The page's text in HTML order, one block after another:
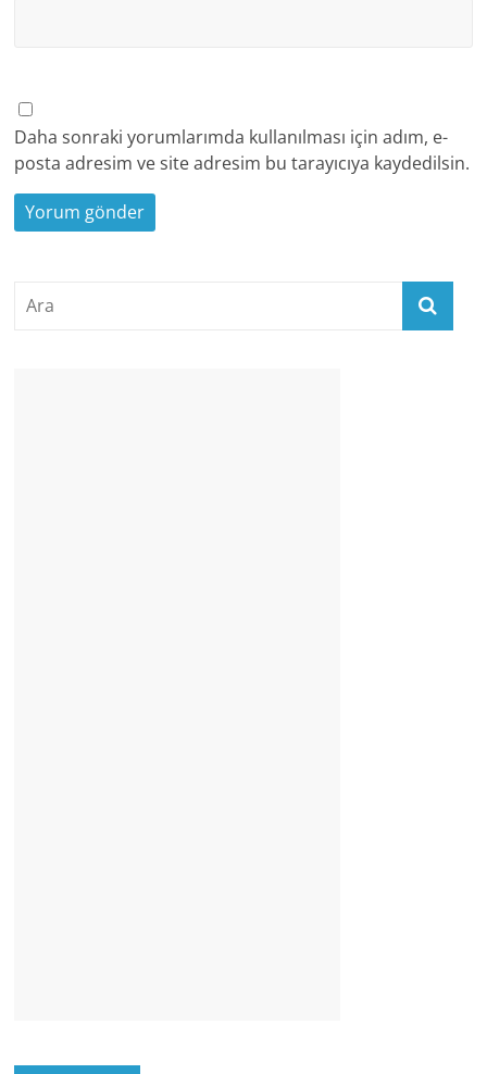
Daha sonraki yorumlarımda kullanılması için adım, e-
posta adresim ve site adresim bu tarayıcıya kaydedilsin.